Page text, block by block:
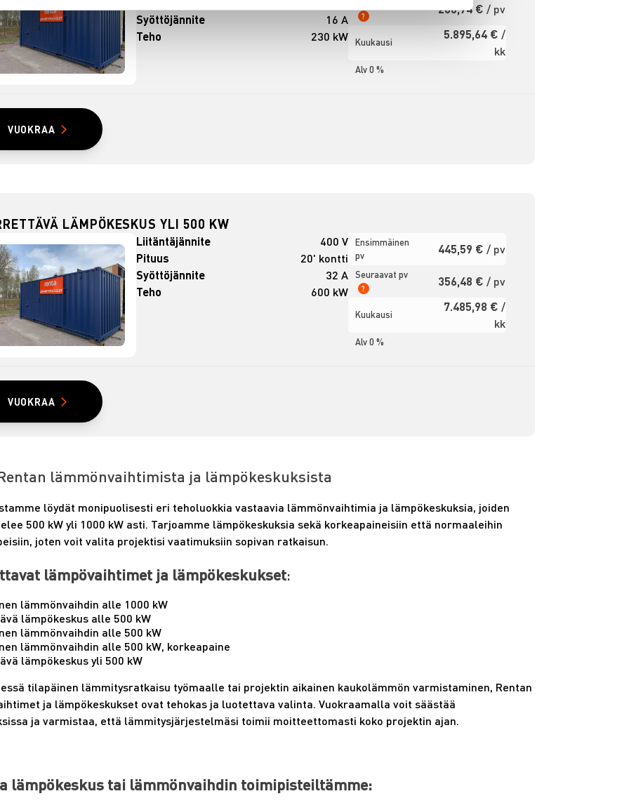
Syöttöjännite
16 A
Teho
230 kW
? 280,74 € / pv
Kuukausi
5.895,64 € /
kk
Alv 0 %
VUOKRAA
LÄMPÖKESKUS YLI 500 KW
Liitäntäjännite
400 V
Pituus
20' kontti
Syöttöjännite
32 A
Teho
600 kW
Ensimmäinen
pv
445,59 € / pv
Seuraavat pv
? 356,48 € / pv
Kuukausi
7.485,98 € /
kk
Alv 0 %
VUOKRAA
lämmönvaihtimista ja lämpökeskuksista
löydät monipuolisesti eri teholuokkia vastaavia lämmönvaihtimia ja lämpökeskuksia, joiden
500 kW yli 1000 kW asti. Tarjoamme lämpökeskuksia sekä korkeapaineisiin että normaaleihin
joten voit valita projektisi vaatimuksiin sopivan ratkaisun.
lämpövaihtimet ja lämpökeskukset:
lämmönvaihdin alle 1000 kW
lämpökeskus alle 500 kW
lämmönvaihdin alle 500 kW
lämmönvaihdin alle 500 kW, korkeapaine
lämpökeskus yli 500 kW
tilapäinen lämmitysratkaisu työmaalle tai projektin aikainen kaukolämmön varmistaminen, Rentan
ja lämpökeskukset ovat tehokas ja luotettava valinta. Vuokraamalla voit säästää
ja varmistaa, että lämmitysjärjestelmäsi toimii moitteettomasti koko projektin ajan.
lämpökeskus tai lämmönvaihdin toimipisteiltämme: